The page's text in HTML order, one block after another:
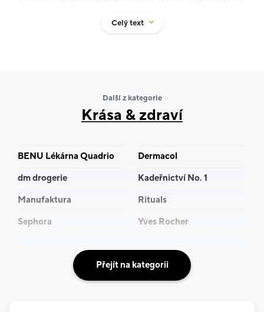
Nabízíme kompletní služby v oblasti krásy: precizní
Celý text
Další z kategorie
Krása & zdraví
BENU Lékárna Quadrio
Dermacol
dm drogerie
Kadeřnictví No. 1
Manufaktura
Rituals
Sephora
Yves Rocher
Přejít na kategorii